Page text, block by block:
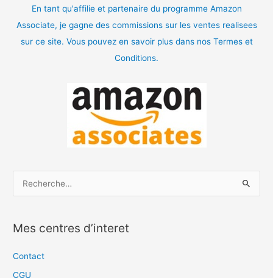
En tant qu'affilie et partenaire du programme Amazon
Associate, je gagne des commissions sur les ventes realisees
sur ce site. Vous pouvez en savoir plus dans nos Termes et
Conditions.
h
e
Mes centres d’interet
Contact
CGU